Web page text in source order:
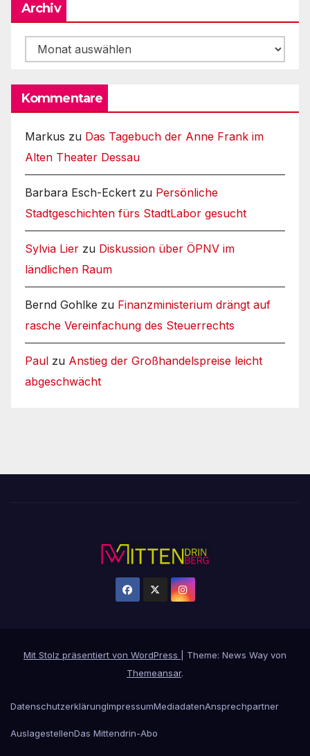
Archiv
Archiv
Kommentare
Markus zu Das Tagebuch der Anne Frank im
Alten Theater Dessau
Barbara Esch-Eckert zu Persönliche
Stadtgeschichten fürs StadtLabor gesucht
Sylvia Lier zu Diskussion über ÖPNV im
ländlichen Raum
Bernd Gohlke zu Finanzministerium drängt auf
rasche Vereinfachung des Steuerrechts
Paul zu Anstieg der Großhandelspreise leicht
abgeschwächt
Mit Stolz präsentiert von WordPress
Theme: News Way von
Themeansar.
DatenschutzerklärungImpressumMediadatenAnsprechpartner
AuslagestellenDas Mittendrin-Abo